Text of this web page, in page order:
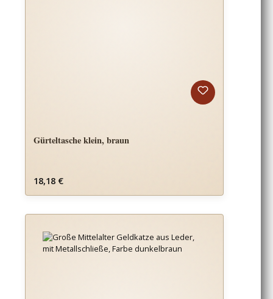
Gürteltasche klein, braun
Regulärer Preis:
18,18 €